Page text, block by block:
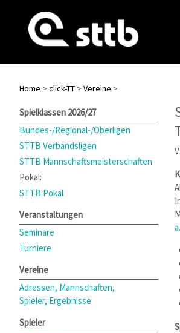
Home > click-TT > Vereine >
Spielklassen 2026/27
Bundes-/Regional-/Oberligen
STTB Verbandsligen
STTB Mannschaftsmeisterschaften
Pokal:
STTB Pokal
Veranstaltungen
Seminare
Turniere
Vereine
Adressen, Mannschaften,
Spieler, Ergebnisse
Spieler